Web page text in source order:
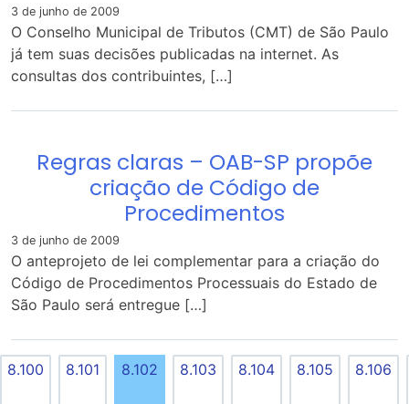
3 de junho de 2009
O Conselho Municipal de Tributos (CMT) de São Paulo
já tem suas decisões publicadas na internet. As
consultas dos contribuintes, […]
Regras claras – OAB-SP propõe
criação de Código de
Procedimentos
3 de junho de 2009
O anteprojeto de lei complementar para a criação do
Código de Procedimentos Processuais do Estado de
São Paulo será entregue […]
8.100 8.101 8.102 8.103 8.104 8.105 8.106